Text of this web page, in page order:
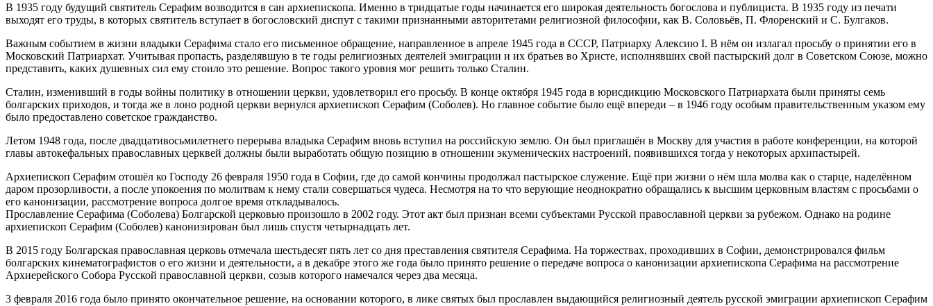
В 1935 году будущий святитель Серафим возводится в сан архиепископа. Именно в тридцатые годы начинается его широкая деятельность богослова и публициста. В 1935 году из печати
выходят его труды, в которых святитель вступает в богословский диспут с такими признанными авторитетами религиозной философии, как В. Соловьёв, П. Флоренский и С. Булгаков.
Важным событием в жизни владыки Серафима стало его письменное обращение, направленное в апреле 1945 года в СССР, Патриарху Алексию I. В нём он излагал просьбу о принятии его в
Московский Патриархат. Учитывая пропасть, разделявшую в те годы религиозных деятелей эмиграции и их братьев во Христе, исполнявших свой пастырский долг в Советском Союзе, можно
представить, каких душевных сил ему стоило это решение. Вопрос такого уровня мог решить только Сталин.
Сталин, изменивший в годы войны политику в отношении церкви, удовлетворил его просьбу. В конце октября 1945 года в юрисдикцию Московского Патриархата были приняты семь
болгарских приходов, и тогда же в лоно родной церкви вернулся архиепископ Серафим (Соболев). Но главное событие было ещё впереди – в 1946 году особым правительственным указом ему
было предоставлено советское гражданство.
Летом 1948 года, после двадцативосьмилетнего перерыва владыка Серафим вновь вступил на российскую землю. Он был приглашён в Москву для участия в работе конференции, на которой
главы автокефальных православных церквей должны были выработать общую позицию в отношении экуменических настроений, появившихся тогда у некоторых архипастырей.
Архиепископ Серафим отошёл ко Господу 26 февраля 1950 года в Софии, где до самой кончины продолжал пастырское служение. Ещё при жизни о нём шла молва как о старце, наделённом
даром прозорливости, а после упокоения по молитвам к нему стали совершаться чудеса. Несмотря на то что верующие неоднократно обращались к высшим церковным властям с просьбами о
его канонизации, рассмотрение вопроса долгое время откладывалось.
Прославление Серафима (Соболева) Болгарской церковью произошло в 2002 году. Этот акт был признан всеми субъектами Русской православной церкви за рубежом. Однако на родине
архиепископ Серафим (Соболев) канонизирован был лишь спустя четырнадцать лет.
В 2015 году Болгарская православная церковь отмечала шестьдесят пять лет со дня преставления святителя Серафима. На торжествах, проходивших в Софии, демонстрировался фильм
болгарских кинематографистов о его жизни и деятельности, а в декабре этого же года было принято решение о передаче вопроса о канонизации архиепископа Серафима на рассмотрение
Архиерейского Собора Русской православной церкви, созыв которого намечался через два месяца.
3 февраля 2016 года было принято окончательное решение, на основании которого, в лике святых был прославлен выдающийся религиозный деятель русской эмиграции архиепископ Серафим